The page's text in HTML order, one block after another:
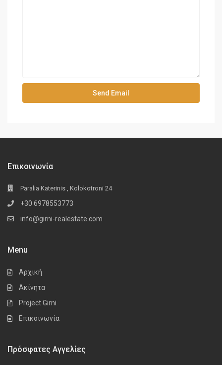
Επικοινωνία
Paralia Katerinis , Kolokotroni 24
+30 6978553773
info@girni-realestate.com
Menu
Αρχική
Ακίνητα
Project Girni
Επικοινωνία
Πρόσφατες Αγγελίες